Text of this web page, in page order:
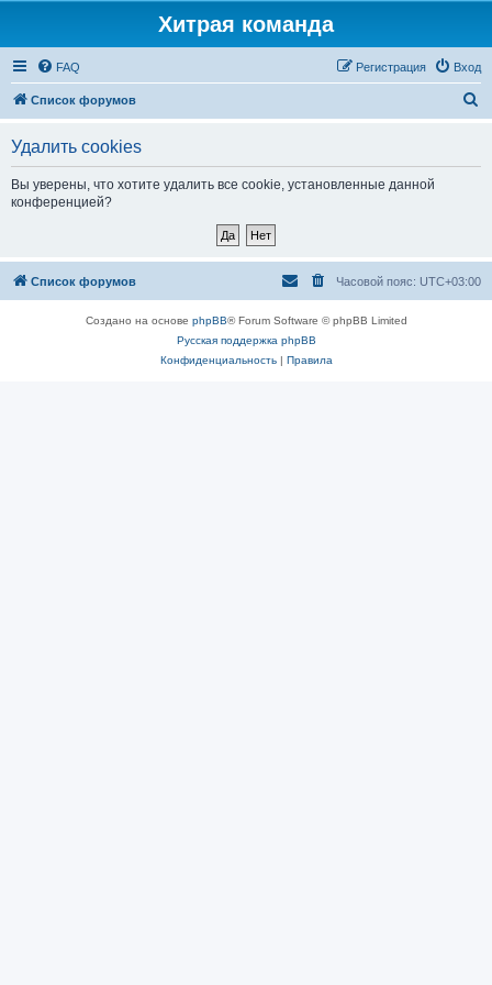
Хитрая команда
FAQ Вход
Регистрация
Список форумов
Удалить cookies
Вы уверены, что хотите удалить все cookie, установленные данной
конференцией?
Список форумов Часовой пояс: UTC+03:00
Создано на основе phpBB® Forum Software © phpBB Limited
Русская поддержка phpBB
Конфиденциальность| Правила